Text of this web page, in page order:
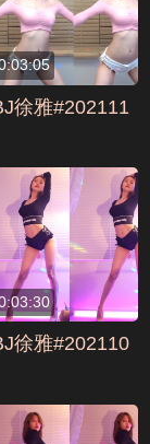
徐雅#202111
徐雅#202110